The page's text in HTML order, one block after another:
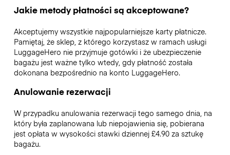
Jakie metody płatności są akceptowane?
Akceptujemy wszystkie najpopularniejsze karty płatnicze.
Pamiętaj, że sklep, z którego korzystasz w ramach usługi
LuggageHero nie przyjmuje gotówki i że ubezpieczenie
bagażu jest ważne tylko wtedy, gdy płatność została
dokonana bezpośrednio na konto LuggageHero.
Anulowanie rezerwacji
W przypadku anulowania rezerwacji tego samego dnia, na
który była zaplanowana lub niepojawienia się, pobierana
jest opłata w wysokości stawki dziennej £4.90 za sztukę
bagażu.